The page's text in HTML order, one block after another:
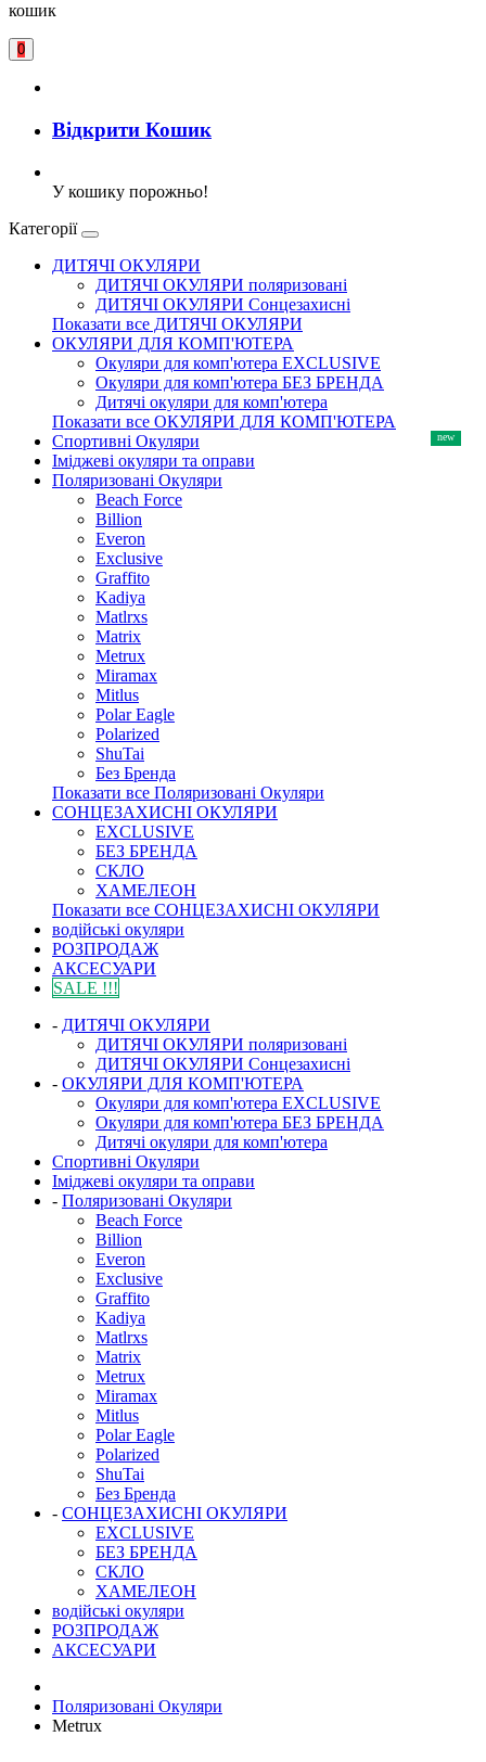
кошик
0
Відкрити Кошик
У кошику порожньо!
Категорії
ДИТЯЧІ ОКУЛЯРИ
ДИТЯЧІ ОКУЛЯРИ поляризовані
ДИТЯЧІ ОКУЛЯРИ Сонцезахисні
Показати все ДИТЯЧІ ОКУЛЯРИ
ОКУЛЯРИ ДЛЯ КОМП'ЮТЕРА
Окуляри для комп'ютера EXCLUSIVE
Окуляри для комп'ютера БЕЗ БРЕНДА
Дитячі окуляри для комп'ютера
Показати все ОКУЛЯРИ ДЛЯ КОМП'ЮТЕРА
Спортивні Окуляри
Іміджеві окуляри та оправи
Поляризовані Окуляри
Beach Force
Billion
Everon
Exclusive
Graffito
Kadiya
Matlrxs
Matrix
Metrux
Miramax
Mitlus
Polar Eagle
Polarized
ShuTai
Без Бренда
Показати все Поляризовані Окуляри
СОНЦЕЗАХИСНІ ОКУЛЯРИ
EXCLUSIVE
БЕЗ БРЕНДА
СКЛО
ХАМЕЛЕОН
Показати все СОНЦЕЗАХИСНІ ОКУЛЯРИ
водійські окуляри
РОЗПРОДАЖ
АКСЕСУАРИ
SALE !!!
- ДИТЯЧІ ОКУЛЯРИ
ДИТЯЧІ ОКУЛЯРИ поляризовані
ДИТЯЧІ ОКУЛЯРИ Сонцезахисні
- ОКУЛЯРИ ДЛЯ КОМП'ЮТЕРА
Окуляри для комп'ютера EXCLUSIVE
Окуляри для комп'ютера БЕЗ БРЕНДА
Дитячі окуляри для комп'ютера
Спортивні Окуляри
Іміджеві окуляри та оправи
- Поляризовані Окуляри
Beach Force
Billion
Everon
Exclusive
Graffito
Kadiya
Matlrxs
Matrix
Metrux
Miramax
Mitlus
Polar Eagle
Polarized
ShuTai
Без Бренда
- СОНЦЕЗАХИСНІ ОКУЛЯРИ
EXCLUSIVE
БЕЗ БРЕНДА
СКЛО
ХАМЕЛЕОН
водійські окуляри
РОЗПРОДАЖ
АКСЕСУАРИ
Поляризовані Окуляри
Metrux